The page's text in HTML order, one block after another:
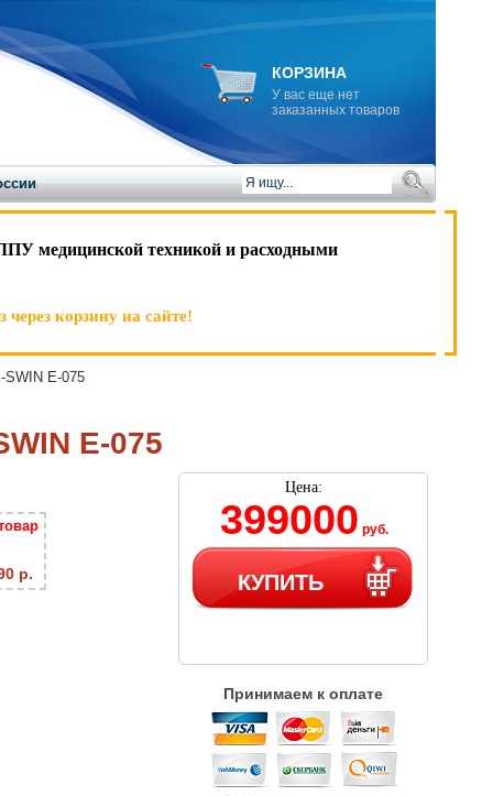
КОРЗИНА
У вас еще нет
заказанных товаров
медицинской техникой и расходными
корзину на сайте!
E-075
E-075
р.
Цена:
399000 руб.
КУПИТЬ
Принимаем к оплате